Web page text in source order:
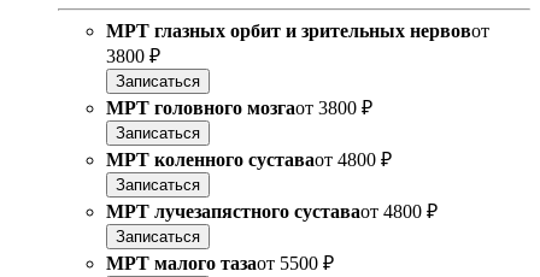
МРТ глазных орбит и зрительных нервовот
3800 ₽
Записаться
МРТ головного мозгаот 3800 ₽
Записаться
МРТ коленного суставаот 4800 ₽
Записаться
МРТ лучезапястного суставаот 4800 ₽
Записаться
МРТ малого тазаот 5500 ₽